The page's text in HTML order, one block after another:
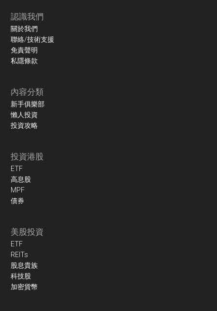
認識我們
關於我們
聯絡/技術支援
免責聲明
私隱條款
內容分類
新手俱樂部
懶人投資
投資攻略
投資港股
ETF
高息股
MPF
債券
美股投資
ETF
REITs
股息貴族
科技股
加密貨幣